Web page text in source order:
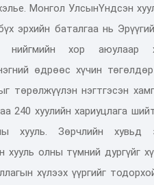
Монгол УлсынҮндсэн
эрхийн баталгаа нь Э
нийгмийн хор аюулаар
өдрөөс хүчин
төрөлжүүлэн нэгтгэсэн
240 хуулийн хариуцлага
хууль.Зөрчлийн хувьд
хууль олны түмний дургүйг
ын хүлээх үүргийг